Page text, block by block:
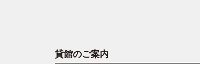
貸館のご案内